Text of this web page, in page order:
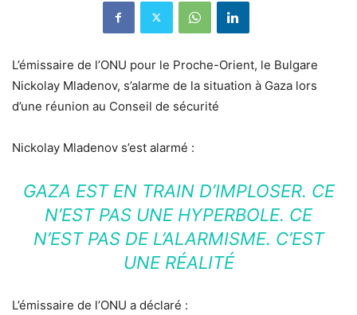
L’émissaire de l’ONU pour le Proche-Orient, le Bulgare
Nickolay Mladenov, s’alarme de la situation à Gaza lors
d’une réunion au Conseil de sécurité
Nickolay Mladenov s’est alarmé :
GAZA EST EN TRAIN D’IMPLOSER. CE
N’EST PAS UNE HYPERBOLE. CE
N’EST PAS DE L’ALARMISME. C’EST
UNE RÉALITÉ
L’émissaire de l’ONU a déclaré :